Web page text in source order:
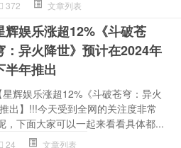
372 文章列表
辉娱乐涨超12%《斗破苍
：异火降世》预计在2024年
半年推出
星辉娱乐涨超12%《斗破苍穹：异火
出】!!!今天受到全网的关注度非常
，下面大家可以一起来看看具体都...
24 文章列表